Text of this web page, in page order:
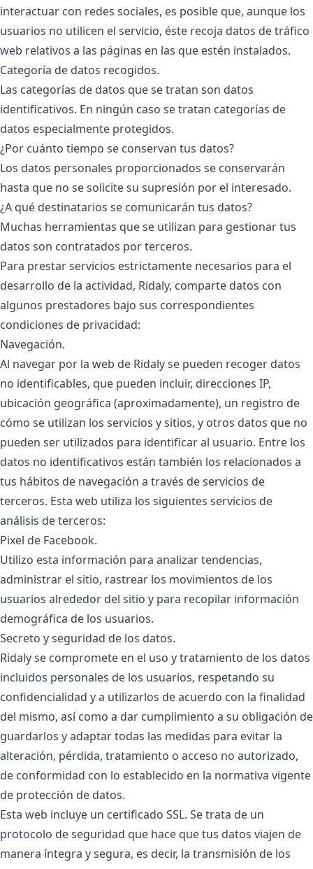
interactuar con redes sociales, es posible que, aunque los
usuarios no utilicen el servicio, éste recoja datos de tráfico
web relativos a las páginas en las que estén instalados.
Categoría de datos recogidos.
Las categorías de datos que se tratan son datos
identificativos. En ningún caso se tratan categorías de
datos especialmente protegidos.
¿Por cuánto tiempo se conservan tus datos?
Los datos personales proporcionados se conservarán
hasta que no se solicite su supresión por el interesado.
¿A qué destinatarios se comunicarán tus datos?
Muchas herramientas que se utilizan para gestionar tus
datos son contratados por terceros.
Para prestar servicios estrictamente necesarios para el
desarrollo de la actividad, Ridaly, comparte datos con
algunos prestadores bajo sus correspondientes
condiciones de privacidad:
Navegación.
Al navegar por la web de Ridaly se pueden recoger datos
no identificables, que pueden incluir, direcciones IP,
ubicación geográfica (aproximadamente), un registro de
cómo se utilizan los servicios y sitios, y otros datos que no
pueden ser utilizados para identificar al usuario. Entre los
datos no identificativos están también los relacionados a
tus hábitos de navegación a través de servicios de
terceros. Esta web utiliza los siguientes servicios de
análisis de terceros:
Pixel de Facebook.
Utilizo esta información para analizar tendencias,
administrar el sitio, rastrear los movimientos de los
usuarios alrededor del sitio y para recopilar información
demográfica de los usuarios.
Secreto y seguridad de los datos.
Ridaly se compromete en el uso y tratamiento de los datos
incluidos personales de los usuarios, respetando su
confidencialidad y a utilizarlos de acuerdo con la finalidad
del mismo, así como a dar cumplimiento a su obligación de
guardarlos y adaptar todas las medidas para evitar la
alteración, pérdida, tratamiento o acceso no autorizado,
de conformidad con lo establecido en la normativa vigente
de protección de datos.
Esta web incluye un certificado SSL. Se trata de un
protocolo de seguridad que hace que tus datos viajen de
manera íntegra y segura, es decir, la transmisión de los